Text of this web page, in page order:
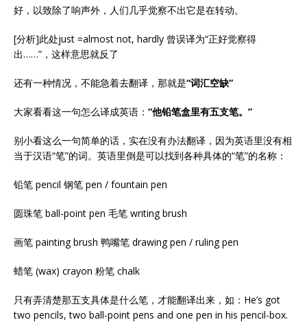
好，以致除了响声外，人们几乎觉察不出它是在转动。
[分析]此处just =almost not, hardly 曾误译为“正好觉察得
出……”，这样意思就反了
还有一种情况，不能急着去翻译，那就是“词汇空缺”
大家看看这一句怎么译成英语： “他铅笔盒里有五支笔。”
别小看这么一句简单的话，实在没有办法翻译，因为英语里没有相
当于汉语“笔”的词。英语里倒是可以找到各种具体的“笔”的名称：
铅笔 pencil 钢笔 pen / fountain pen
圆珠笔 ball-point pen 毛笔 writing brush
画笔 painting brush 鸭嘴笔 drawing pen / ruling pen
蜡笔 (wax) crayon 粉笔 chalk
只有弄清楚那五支具体是什么笔，才能翻译出来，如：He’s got
two pencils, two ball-point pens and one pen in his pencil-box.